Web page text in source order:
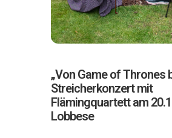
„Von Game of Thrones
Streicherkonzert mit
Flämingquartett am
Lobbese